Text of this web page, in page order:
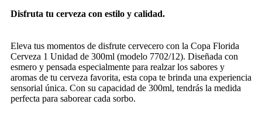
Disfruta tu cerveza con estilo y calidad.
Eleva tus momentos de disfrute cervecero con la Copa Florida
Cerveza 1 Unidad de 300ml (modelo 7702/12). Diseñada con
esmero y pensada especialmente para realzar los sabores y
aromas de tu cerveza favorita, esta copa te brinda una experiencia
sensorial única. Con su capacidad de 300ml, tendrás la medida
perfecta para saborear cada sorbo.